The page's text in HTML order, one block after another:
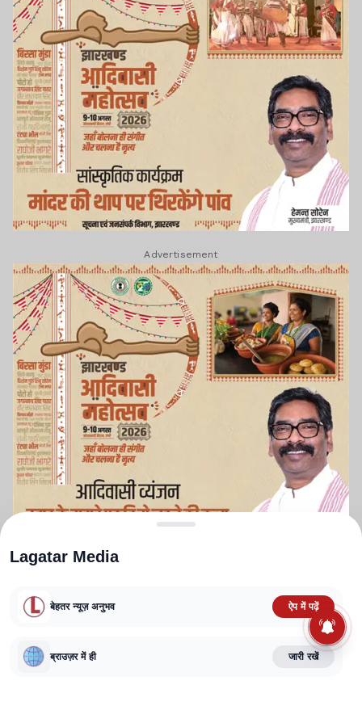
Advertisement
TERMS AND CONDITIONS
CORRECTIONS POLICY
FACT CHECKING POLICY
Lagatar Media Pvt. Ltd.
Lagatar Media
बेहतर न्यूज़ अनुभव ऐप में पढ़ें
ब्राउज़र में ही जारी रखें